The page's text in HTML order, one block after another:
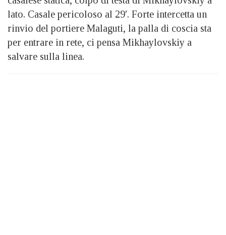
lato. Casale pericoloso al 29′. Forte intercetta un
rinvio del portiere Malaguti, la palla di coscia sta
per entrare in rete, ci pensa Mikhaylovskiy a
salvare sulla linea.